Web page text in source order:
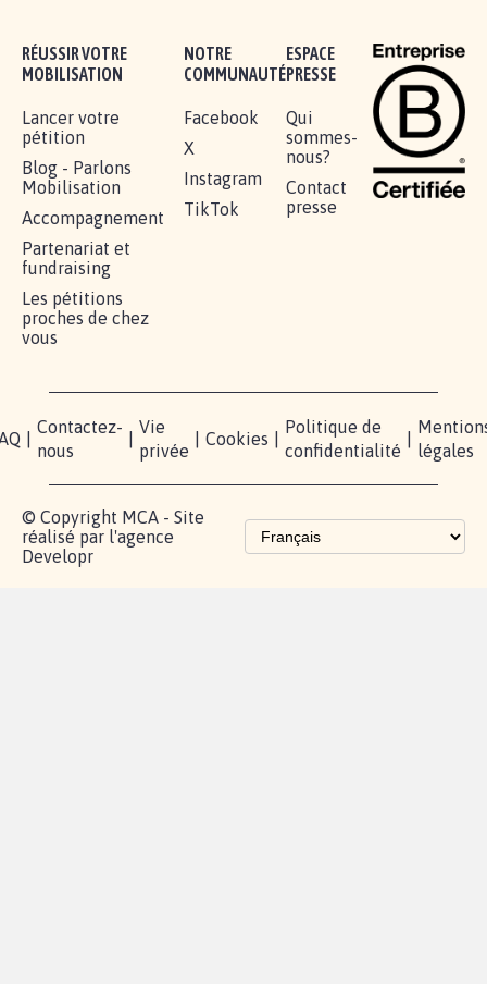
RÉUSSIR VOTRE
MOBILISATION
Lancer votre
pétition
Blog - Parlons
Mobilisation
Accompagnement
Partenariat et
fundraising
Les pétitions
proches de chez
vous
NOTRE
COMMUNAUTÉ
Facebook
X
Instagram
TikTok
ESPACE
PRESSE
Qui
sommes-
nous?
Contact
presse
Contactez-
nous
Vie
privée
Cookies
Politique de
confidentialité
légales
© Copyright MCA - Site
réalisé par l'agence
Developr